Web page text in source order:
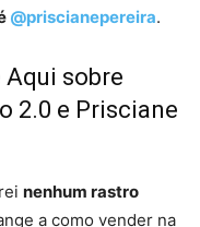
@priscianepereira.
Aqui sobre
2.0 e Prisciane
nenhum rastro
a como vender na